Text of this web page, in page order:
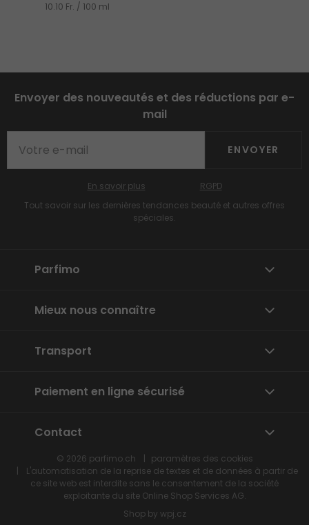
10.10 Fr. / 100 ml
Envoyer des nouveautés et des réductions par e-
mail
ENVOYER
Tout savoir sur les dernières tendances beauté et autres offres
spéciales.
En savoir plus RGPD
Parfimo
Mieux nous connaître
Transport
Paiement en ligne sécurisé
Contact
© 2026 parfimo.ch
paramètres des cookies
L'automatisation de la reprise de textes et de données à partir de
ce site web est interdite sans le consentement de la société
exploitante du site Online Shop Services AG.
Shop by wpj.cz